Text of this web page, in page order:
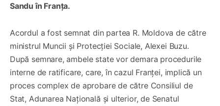
Sandu în Franța.
Acordul a fost semnat din partea R. Moldova de către
ministrul Muncii și Protecției Sociale, Alexei Buzu.
După semnare, ambele state vor demara procedurile
interne de ratificare, care, în cazul Franței, implică un
proces complex de aprobare de către Consiliul de
Stat, Adunarea Națională și ulterior, de Senatul